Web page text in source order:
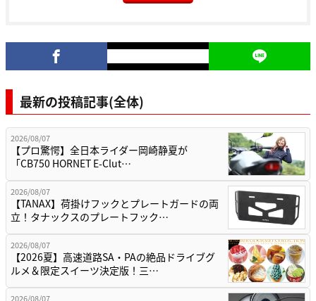
最新の投稿記事(全体)
2026/08/07
【プロ驚愕】全日本ライダー岡崎静夏が
「CB750 HORNET E-Clut…
2026/08/07
【TANAX】荷掛けフックとプレートガードの両
立！タナックスのプレートフック…
2026/08/07
【2026夏】高速道路SA・PAの絶品ドライブグ
ルメ＆限定スイーツ決定版！三…
2026/08/07